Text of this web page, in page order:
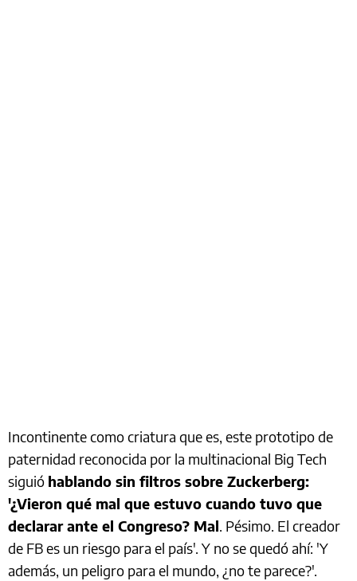
Incontinente como criatura que es, este prototipo de
paternidad reconocida por la multinacional Big Tech
siguió hablando sin filtros sobre Zuckerberg:
'¿Vieron qué mal que estuvo cuando tuvo que
declarar ante el Congreso? Mal. Pésimo. El creador
de FB es un riesgo para el país'. Y no se quedó ahí: 'Y
además, un peligro para el mundo, ¿no te parece?'.